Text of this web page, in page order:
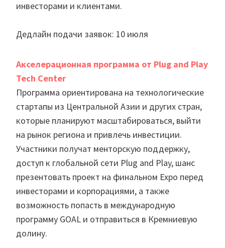
инвесторами и клиентами.
Дедлайн подачи заявок: 10 июля
Акселерационная программа от Plug and Play
Tech Center
Программа ориентирована на технологические
стартапы из Центральной Азии и других стран,
которые планируют масштабироваться, выйти
на рынок региона и привлечь инвестиции.
Участники получат менторскую поддержку,
доступ к глобальной сети Plug and Play, шанс
презентовать проект на финальном Expo перед
инвесторами и корпорациями, а также
возможность попасть в международную
программу GOAL и отправиться в Кремниевую
долину.